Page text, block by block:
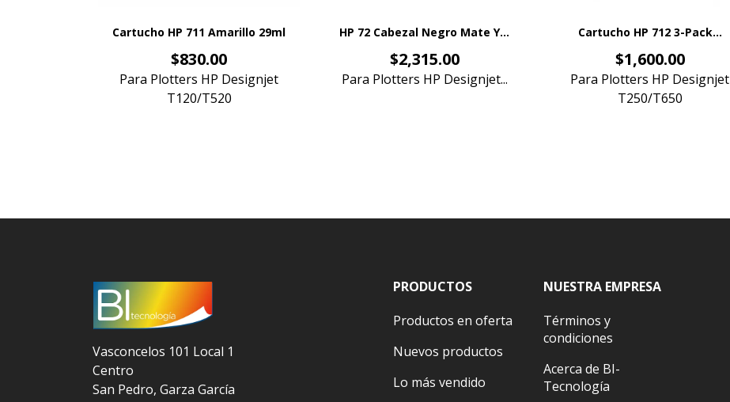
Cartucho HP 711 Amarillo 29ml
Precio
$830.00
Para Plotters HP Designjet
T120/T520
HP 72 Cabezal Negro Mate Y...
Precio
$2,315.00
Para Plotters HP Designjet...
Cartucho HP 712 3-Pack...
Precio
$1,600.00
Para Plotters HP Designjet
T250/T650
Vasconcelos 101 Local 1
Centro
San Pedro, Garza García
PRODUCTOS
Productos en oferta
Nuevos productos
Lo más vendido
NUESTRA EMPRESA
Términos y
condiciones
Acerca de BI-
Tecnología